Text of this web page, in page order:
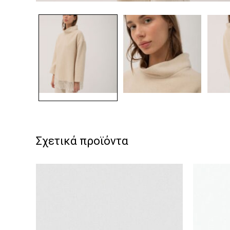
Σχετικά προϊόντα